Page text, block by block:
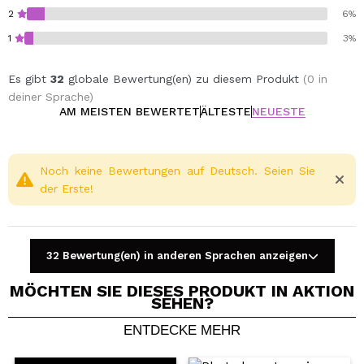
Nasenspitze auf.
3 x 2 g
2 6%
1 3%
Es gibt 32 globale Bewertung(en) zu diesem Produkt (0 in
deiner Sprache)
AM MEISTEN BEWERTETÄLTESTENEUESTE
Ein Video oder Foto teilen
Dein Video könnte das erste sein. Stell es dir vor...
Noch keine Bewertungen auf Deutsch. Seien Sie
der Erste!
32 Bewertung(en) in anderen Sprachen anzeigen
MÖCHTEN SIE DIESES PRODUKT IN AKTION
SEHEN?
ENTDECKE MEHR